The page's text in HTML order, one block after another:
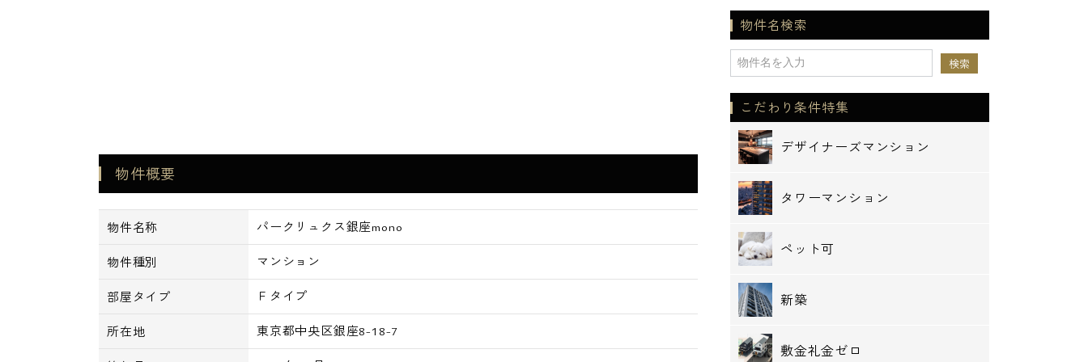
物件概要
物件名称 パークリュクス銀座mono
物件種別 マンション
部屋タイプ Ｆタイプ
所在地 東京都中央区銀座8-18-7
物件名検索
こだわり条件特集
デザイナーズマンション
タワーマンション
ペット可
新築
敷金礼金ゼロ